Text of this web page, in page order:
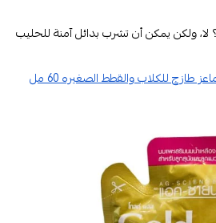
ولكن يمكن أن تشرب بدائل آمنة للحليب
للكلاب والقطط الصغيره 60 مل